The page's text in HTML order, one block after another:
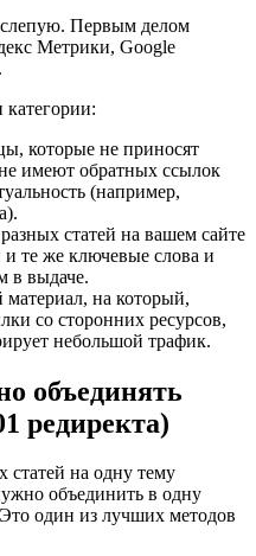
Первым делом
Метрики, Google
категории:
которые не приносят
имеют обратных ссылок
(например,
статей на вашем сайте
те же ключевые слова и
в выдаче.
материал, на который,
со сторонних ресурсов,
небольшой трафик.
объединять
редиректа)
статей на одну тему
объединить в одну
один из лучших методов